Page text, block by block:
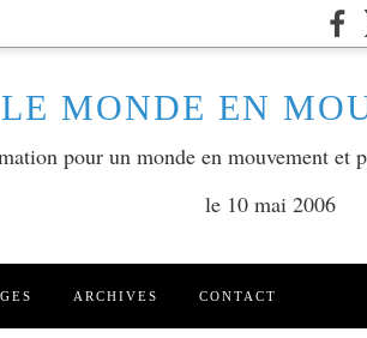
LE MONDE EN
pour un monde en mouvement
le 10 mai 2006
ARCHIVES CONTACT